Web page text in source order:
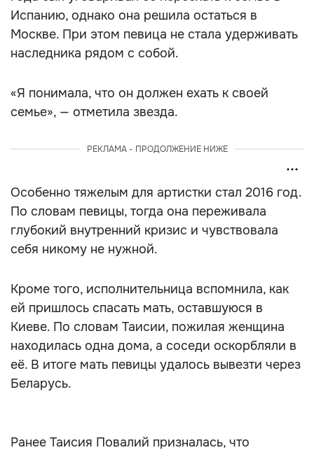
Испанию, однако она решила остаться в
Москве. При этом певица не стала удерживать
наследника рядом с собой.
«Я понимала, что он должен ехать к своей
семье», — отметила звезда.
РЕКЛАМА - ПРОДОЛЖЕНИЕ НИЖЕ
Особенно тяжелым для артистки стал 2016 год.
По словам певицы, тогда она переживала
глубокий внутренний кризис и чувствовала
себя никому не нужной.
Кроме того, исполнительница вспомнила, как
ей пришлось спасать мать, оставшуюся в
Киеве. По словам Таисии, пожилая женщина
находилась одна дома, а соседи оскорбляли в
её. В итоге мать певицы удалось вывезти через
Беларусь.
Ранее Таисия Повалий призналась, что